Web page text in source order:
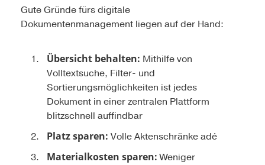
Gute Gründe fürs digitale
Dokumentenmanagement liegen auf der Hand:
Übersicht behalten: Mithilfe von
Volltextsuche, Filter- und
Sortierungsmöglichkeiten ist jedes
Dokument in einer zentralen Plattform
blitzschnell auffindbar
Platz sparen: Volle Aktenschränke adé
Materialkosten sparen:Weniger